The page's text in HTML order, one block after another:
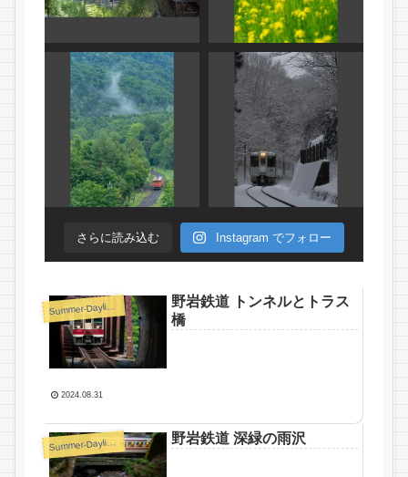
さらに読み込む Instagram でフォロー
S
ummer-Daylight
野岩鉄道 トンネルとトラス
橋
2024.08.31
S
ummer-Daylight 野岩鉄道 深緑の雨沢